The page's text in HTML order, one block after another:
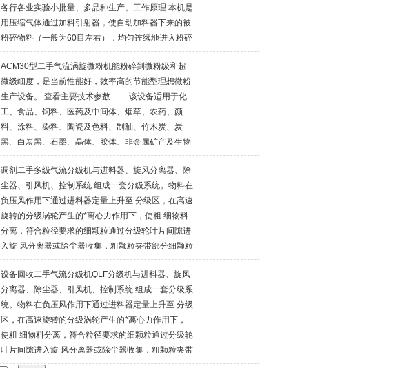
各行各业实验小批量、多品种生产。工作原理:本机是
用压缩气体通过加料引射器，使自动加料器下来的被
粉碎物料（一般为60目左右），均匀连续地进入粉碎
室，同时，压缩气体通过粉碎喷嘴，产生高速气流，
喷入粉碎室，室气体与物料相互碰撞，摩擦冲击而达
到粉碎目的，粉碎好
ACM30型二手气流涡旋微粉机能粉碎到微粉级和超
微级细度，是当前性能好，效率高的节能型理想微粉
生产设备。 查看主要技术参数 该设备适用于化
工、食品、饲料、医药及中间体、烟草、农药、颜
料、涂料、染料、陶瓷及色料、制釉、竹木炭、炭
黑、白炭黑、石墨、晶体、胶体、非金属矿产及生物
工程等行业的超微粉碎。
调剂二手多级气流分级机与进料器、旋风分离器、除
尘器、引风机、控制系统 组成一套分级系统。物料在
负压风作用下通过进料器定量上升至 分级区，在高速
旋转的分级涡轮产生的*离心力作用下，使粗 细物料
分离，符合粒径要求的细颗粒通过分级轮叶片间隙进
入旋 风分离器或除尘器收集，粗颗粒夹带部分细颗粒
撞壁后速度消失 沿筒壁下降至二次风口处，经二次风
的强烈淘洗作用，使粗细 颗粒分离，细颗粒上升至分
设备回收二手气流分级机QLF分级机与进料器、旋风
分离器、除尘器、引风机、控制系统 组成一套分级系
统。物料在负压风作用下通过进料器定量上升至 分级
区，在高速旋转的分级涡轮产生的*离心力作用下，
使粗 细物料分离，符合粒径要求的细颗粒通过分级轮
叶片间隙进入旋 风分离器或除尘器收集，粗颗粒夹带
部分细颗粒撞壁后速度消失 沿筒壁下降至二次风口